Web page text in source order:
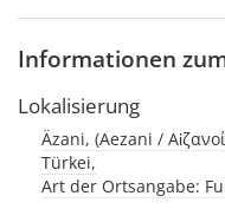
Informationen
Lokalisierung
Äzani, (Aezani /
Türkei,
Art der Ortsangabe: